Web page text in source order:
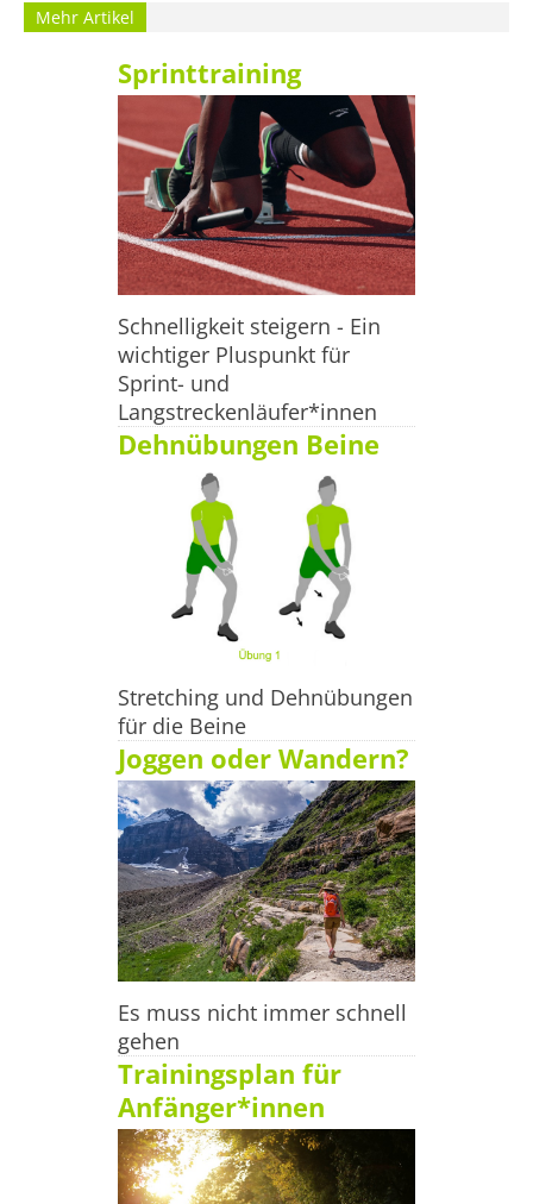
sind aber auch Stundenläufe zwischen 6 und 72 Stunden!
Zu den größten Ultramarathon-Veranstaltungen weltweit
zählen der Comrades Marathon in
Mehr Artikel
Sprinttraining
Schnelligkeit steigern - Ein
wichtiger Pluspunkt für
Sprint- und
Langstreckenläufer*innen
Dehnübungen Beine
Stretching und Dehnübungen
für die Beine
Joggen oder Wandern?
Es muss nicht immer schnell
gehen
Trainingsplan für
Anfänger*innen